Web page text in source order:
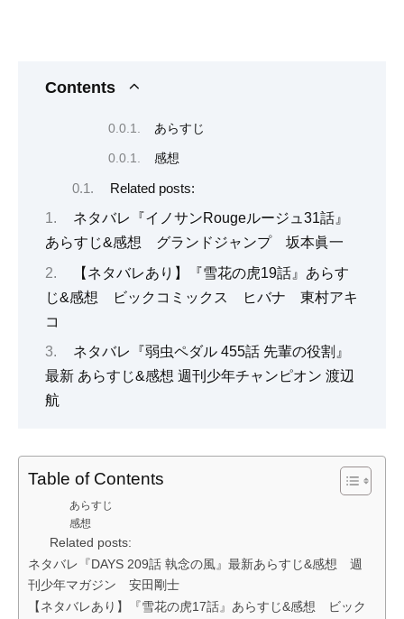
Contents
あらすじ
感想
Related posts:
ネタバレ『イノサンRougeルージュ31話』
あらすじ&感想 グランドジャンプ 坂本眞一
【ネタバレあり】『雪花の虎19話』あらす
じ&感想 ビックコミックス ヒバナ 東村アキ
コ
ネタバレ『弱虫ペダル 455話 先輩の役割』
最新 あらすじ&感想 週刊少年チャンピオン 渡辺
航
Table of Contents
あらすじ
感想
Related posts:
ネタバレ『DAYS 209話 執念の風』最新あらすじ&感想 週
刊少年マガジン 安田剛士
【ネタバレあり】『雪花の虎17話』あらすじ&感想 ビック